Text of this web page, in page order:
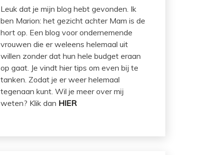
Leuk dat je mijn blog hebt gevonden. Ik
ben Marion: het gezicht achter Mam is de
hort op. Een blog voor ondernemende
vrouwen die er weleens helemaal uit
willen zonder dat hun hele budget eraan
op gaat. Je vindt hier tips om even bij te
tanken. Zodat je er weer helemaal
tegenaan kunt. Wil je meer over mij
weten? Klik dan HIER